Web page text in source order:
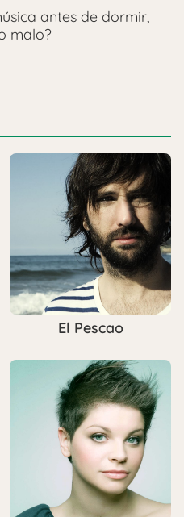
antes de dormir,
malo?
El Pescao